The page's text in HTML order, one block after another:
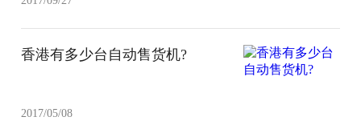
香港有多少台自动售货机?
2017/05/08